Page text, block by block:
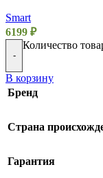
Smart
6199 ₽
-
Количество
В корзину
Бренд
Страна
Гарантия